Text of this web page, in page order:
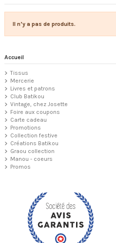
Il n’y a pas de produits.
Accueil
Tissus
Mercerie
Livres et patrons
Club Batikou
Vintage, chez Josette
Foire aux coupons
Carte cadeau
Promotions
Collection festive
Créations Batikou
Graou collection
Manou - coeurs
Promos